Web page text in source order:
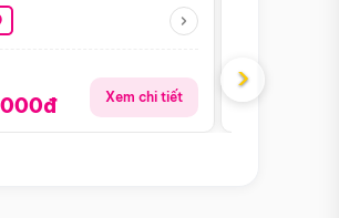
Xem chi tiết
Giá từ:
›